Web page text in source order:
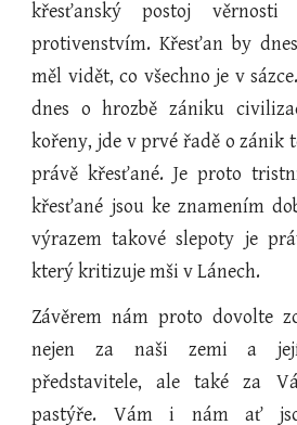
křesťanský postoj věrnosti
protivenstvím. Křesťan by
měl vidět, co všechno je v
dnes o hrozbě zániku
kořeny, jde v prvé řadě o zánik
právě křesťané. Je proto
křesťané jsou ke znamením
výrazem takové slepoty je
který kritizuje mši v Lánech.
Závěrem nám proto dovolte
nejen za naši zemi a
představitele, ale také za
pastýře. Vám i nám ať